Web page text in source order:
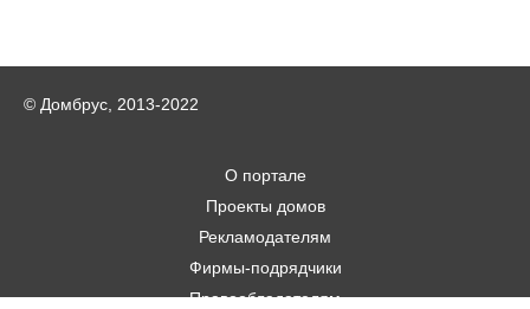
© Домбрус, 2013-2022
О портале
Проекты домов
Рекламодателям
Фирмы-подрядчики
Правообладателям